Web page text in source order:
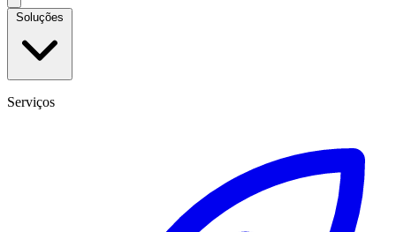
Soluções
Serviços